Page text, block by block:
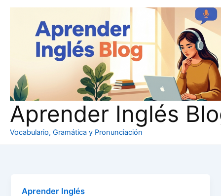
Aprender Inglés
Vocabulario, Gramática y Pronunciación
Aprender Inglés